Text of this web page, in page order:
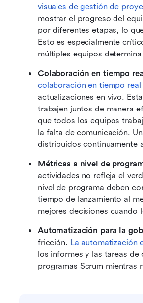
visuales de gestión de
mostrar el progreso del
por diferentes etapas, lo
Esto es especialmente
múltiples equipos
Colaboración en tiempo
colaboración en tiempo real
actualizaciones en vivo.
trabajen juntos de manera
que todos los equipos
la falta de comunicación.
distribuidos continuamente
Métricas a nivel de
actividades no refleja el
nivel de programa deben
tiempo de lanzamiento al
mejores decisiones cuando
Automatización para la
fricción. La automatización
los informes y las tareas de
programas Scrum mientras